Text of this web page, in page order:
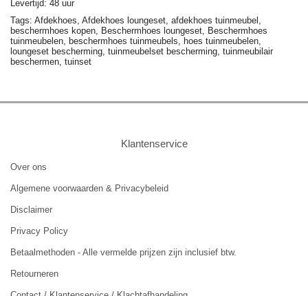
Levertijd: 48 uur
Tags: Afdekhoes, Afdekhoes loungeset, afdekhoes tuinmeubel,
beschermhoes kopen, Beschermhoes loungeset, Beschermhoes
tuinmeubelen, beschermhoes tuinmeubels, hoes tuinmeubelen,
loungeset bescherming, tuinmeubelset bescherming, tuinmeubilair
beschermen, tuinset
Klantenservice
Over ons
Algemene voorwaarden & Privacybeleid
Disclaimer
Privacy Policy
Betaalmethoden - Alle vermelde prijzen zijn inclusief btw.
Retourneren